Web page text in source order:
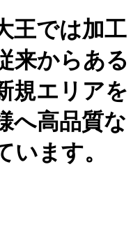
王では加工
来からある
規エリアを
へ高品質な
います。